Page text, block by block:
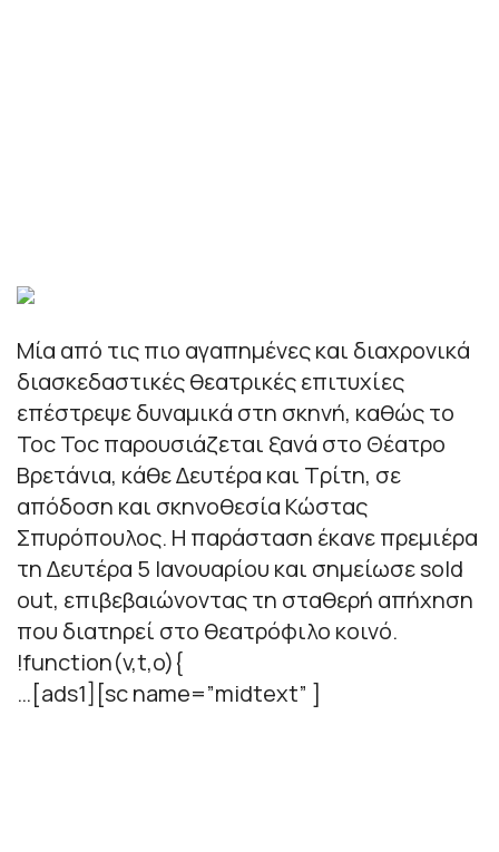
Μία από τις πιο αγαπημένες και διαχρονικά
διασκεδαστικές θεατρικές επιτυχίες
επέστρεψε δυναμικά στη σκηνή, καθώς το
Toc Toc παρουσιάζεται ξανά στο Θέατρο
Βρετάνια, κάθε Δευτέρα και Τρίτη, σε
απόδοση και σκηνοθεσία Κώστας
Σπυρόπουλος. Η παράσταση έκανε πρεμιέρα
τη Δευτέρα 5 Ιανουαρίου και σημείωσε sold
out, επιβεβαιώνοντας τη σταθερή απήχηση
που διατηρεί στο θεατρόφιλο κοινό.
!function(v,t,o){
…[ads1][sc name=”midtext” ]